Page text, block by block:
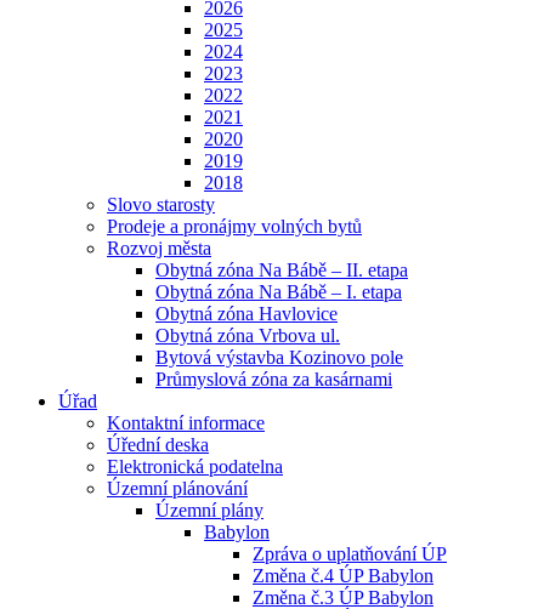
2026
2025
2024
2023
2022
2021
2020
2019
2018
Slovo starosty
Prodeje a pronájmy volných bytů
Rozvoj města
Obytná zóna Na Bábě – II. etapa
Obytná zóna Na Bábě – I. etapa
Obytná zóna Havlovice
Obytná zóna Vrbova ul.
Bytová výstavba Kozinovo pole
Průmyslová zóna za kasárnami
Úřad
Kontaktní informace
Úřední deska
Elektronická podatelna
Územní plánování
Územní plány
Babylon
Zpráva o uplatňování ÚP
Změna č.4 ÚP Babylon
Změna č.3 ÚP Babylon